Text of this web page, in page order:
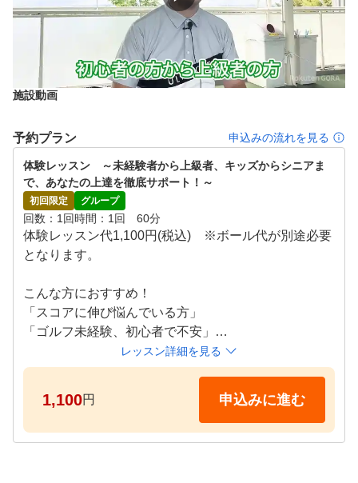
ルフをお楽しみいただけます。
●POINT４
実際のコースでより実践的なトレーニング
定期的に実施しているラウンドレッスンで、日頃の練習の
成果を確認するだけでなく、実践的なトレーニングでさら
の方を対象にしたコースデビュー会も開催しています。
●POINT５
お好きな時間にいつでも受講
レッスンはお客様のご都合に合わせた時間を選べるタイム
テーブル制。ライフスタイルにあわせて、無理なく、無駄
なく続けて頂くことができます。また、各種ゴルフ用品も
施設動画
予約プラン 申込みの流れを見る
体験レッスン　～未経験者から上級者、キッズからシニアま
で、あなたの上達を徹底サポート！～
初回限定 グループ
回数 1回時間 1回　60分
体験レッスン代1,100円(税込)　※ボール代が別途必要
となります。
こんな方におすすめ！
「スコアに伸び悩んでいる方」
「ゴルフ未経験、初心者で不安」
「100切りを目指したい」
「ゴルフ仲間を増やしたい」
「もう一度基本からやり直したい方」
「とにかく楽しいゴルフをしたい方」
【タイムスケジュール】
レッスン詳細を見る
1,100円 申込みに進む